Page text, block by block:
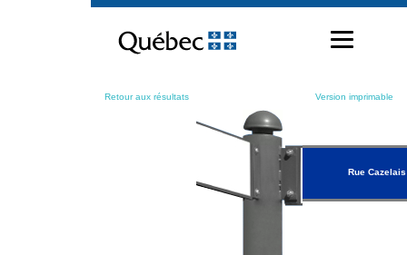
contenu
Retour aux résultats Version imprimable
Rue Cazelais